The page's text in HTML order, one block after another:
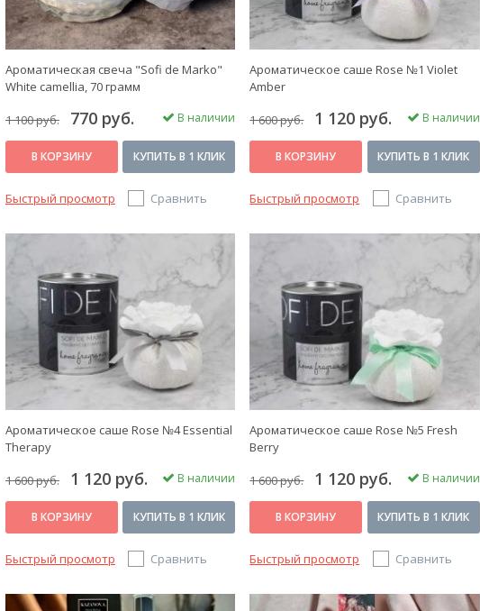
Ароматическая свеча "Sofi de Marko"
White camellia, 70 грамм
1 100 руб. 770 руб. В наличии
В КОРЗИНУ КУПИТЬ В 1 КЛИК
Быстрый просмотр Сравнить
Ароматическое саше Rose №1 Violet
Amber
1 600 руб. 1 120 руб. В наличии
В КОРЗИНУ КУПИТЬ В 1 КЛИК
Быстрый просмотр Сравнить
Ароматическое саше Rose №4 Essential
Therapy
1 600 руб. 1 120 руб. В наличии
В КОРЗИНУ КУПИТЬ В 1 КЛИК
Быстрый просмотр Сравнить
Ароматическое саше Rose №5 Fresh
Berry
1 600 руб. 1 120 руб. В наличии
В КОРЗИНУ КУПИТЬ В 1 КЛИК
Быстрый просмотр Сравнить